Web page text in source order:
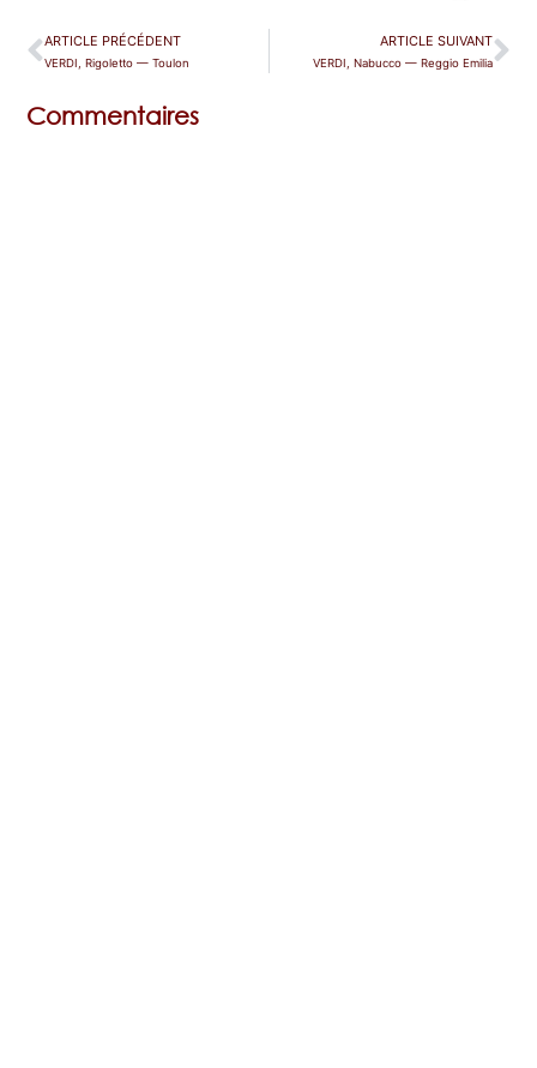
ARTICLE PRÉCÉDENT
VERDI, Rigoletto — Toulon
ARTICLE SUIVANT
VERDI, Nabucco — Reggio Emilia
Commentaires